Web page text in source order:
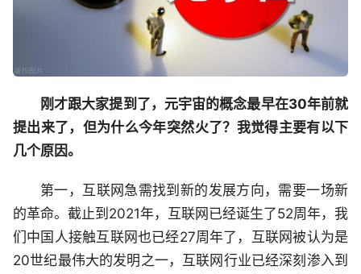
刚才跟大家提到了，元宇宙的概念最早在30年前就
提出来了，但为什么今年突然火了？我觉得主要有以下
几个原因。
第一，互联网急需找到新的发展方向，需要一场新
的革命。截止到2021年，互联网已经诞生了52周年，我
们中国人接触互联网也已经27周年了，互联网被认为是
20世纪最伟大的发明之一，互联网行业已经深刻渗入到